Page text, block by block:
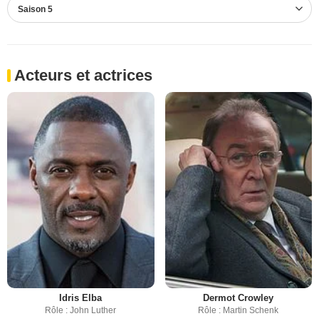
Saison 5
Acteurs et actrices
Idris Elba
Rôle : John Luther
Dermot Crowley
Rôle : Martin Schenk